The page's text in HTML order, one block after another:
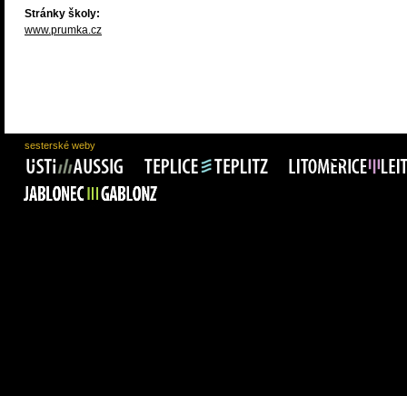
Stránky školy:
www.prumka.cz
sesterské weby